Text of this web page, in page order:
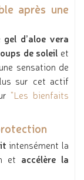
après une
gel d’aloe vera
de soleil et
sensation de
sur cet actif
"Les bienfaits
intensément la
et accélère la